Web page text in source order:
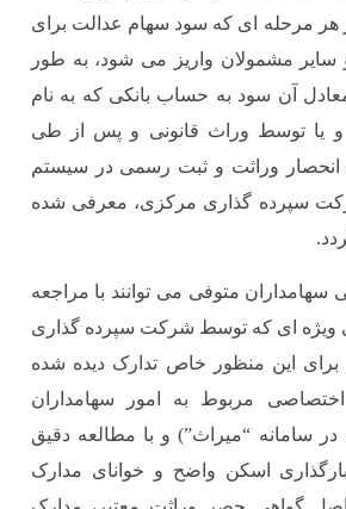
هر مرحله ای که سود سهام عدالت برای
سایر مشمولان واریز می شود، به طور
آن سود به حساب بانکی که به نام
یا توسط وراث قانونی و پس از طی
انحصار وراثت و ثبت رسمی در سیستم
سپرده گذاری مرکزی، معرفی شده
سهامداران متوفی می توانند با مراجعه
ویژه ای که توسط شرکت سپرده گذاری
برای این منظور خاص تدارک دیده شده
مربوط به امور سهامداران
سامانه “میراث”) و با مطالعه دقیق
اسکن واضح و خوانای مدارک